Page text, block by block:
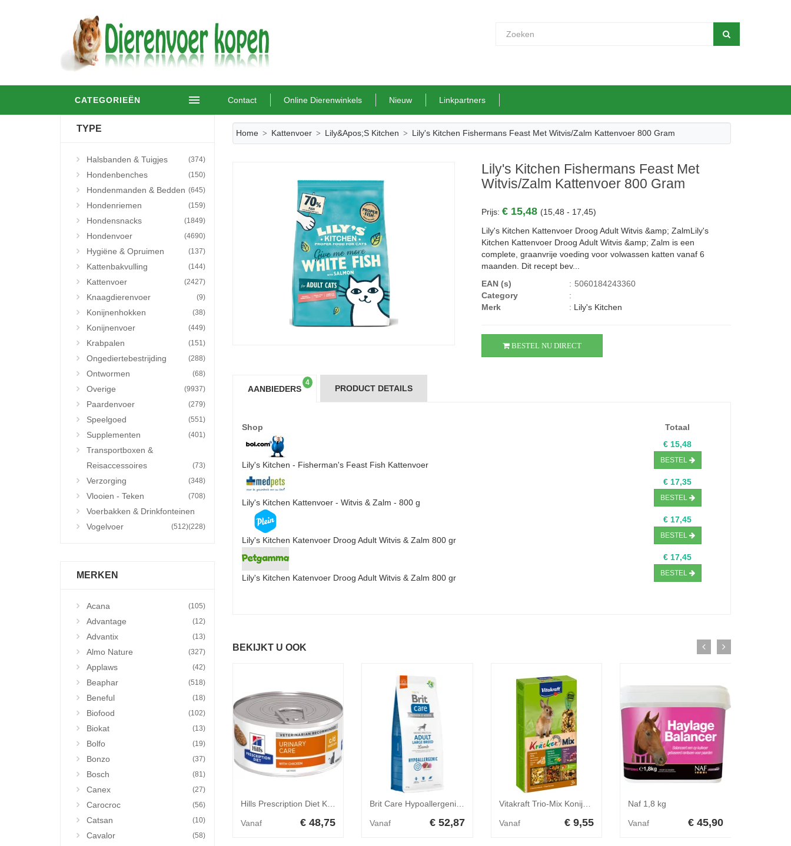
CATEGORIEËN Contact Online Dierenwinkels Nieuw Linkpartners
TYPE
Halsbanden & Tuigjes (374)
Hondenbenches (150)
Hondenmanden & Bedden (645)
Hondenriemen (159)
Hondensnacks (1849)
Hondenvoer (4690)
Hygiëne & Opruimen (137)
Kattenbakvulling (144)
Kattenvoer (2427)
Knaagdierenvoer (9)
Konijnenhokken (38)
Konijnenvoer (449)
Krabpalen (151)
Ongediertebestrijding (288)
Ontwormen (68)
Overige (9937)
Paardenvoer (279)
Speelgoed (551)
Supplementen (401)
Transportboxen &
Reisaccessoires
(73)
Verzorging (348)
Vlooien - Teken (708)
Voerbakken & Drinkfonteinen
(228)
Vogelvoer (512)
MERKEN
Acana (105)
Advantage (12)
Advantix (13)
Almo Nature (327)
Applaws (42)
Beaphar (518)
Beneful (18)
Biofood (102)
Biokat (13)
Bolfo (19)
Bonzo (37)
Bosch (81)
Canex (27)
Carocroc (56)
Catsan (10)
Cavalor (58)
Home Kattenvoer Lily&apos;s Kitchen Lily's Kitchen Fishermans Feast Met Witvis/Zalm Kattenvoer 800 Gram
Lily's Kitchen Fishermans Feast Met
Witvis/Zalm Kattenvoer 800 Gram
Prijs:€ 15,48 (15,48 - 17,45)
Lily's Kitchen Kattenvoer Droog Adult Witvis &amp; ZalmLily's
Kitchen Kattenvoer Droog Adult Witvis &amp; Zalm is een
complete, graanvrije voeding voor volwassen katten vanaf 6
maanden. Dit recept bev...
EAN (s)
: 5060184243360
Category
:
Merk
: Lily's Kitchen
BESTEL NU DIRECT
AANBIEDERS
4
PRODUCT DETAILS
Shop Totaal
Lily's Kitchen - Fisherman's Feast Fish Kattenvoer
€ 15,48
BESTEL
Lily's Kitchen Kattenvoer - Witvis & Zalm - 800 g
€ 17,35
BESTEL
Lily's Kitchen Katenvoer Droog Adult Witvis & Zalm 800 gr
€ 17,45
BESTEL
Lily's Kitchen Katenvoer Droog Adult Witvis & Zalm 800 gr
€ 17,45
BESTEL
BEKIJKT U OOK
Hills Prescription Diet Kat C / D Kip Blikjes 156 gr 1 tray (24 blikken)
Vanaf € 48,75 Vanaf € 52,87
Vitakraft Trio-Mix Konijn Popcorn, Groente & Noot - 160 g
Vanaf € 9,55
Naf 1,8 kg
Vanaf € 45,90